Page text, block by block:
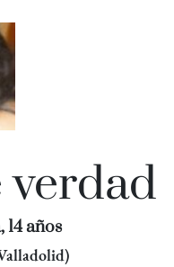
verdad
años